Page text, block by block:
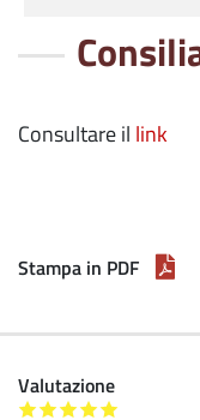
Consultare il link
Stampa in PDF
Valutazione